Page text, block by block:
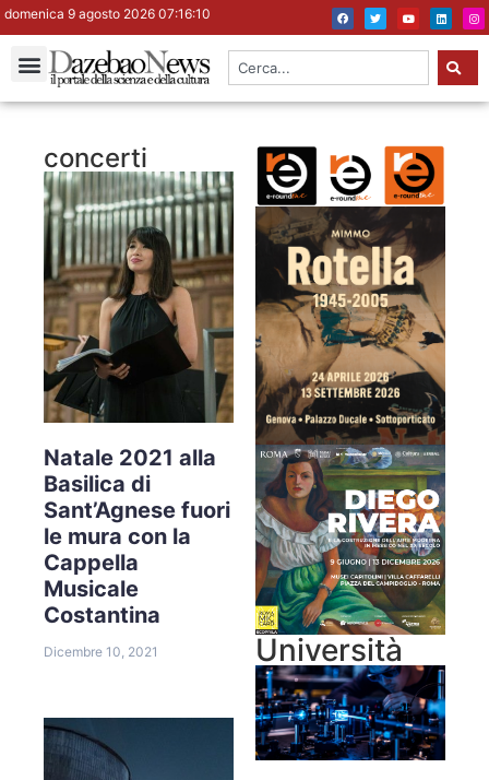
domenica 9 agosto 2026 07:16:10
concerti
Natale 2021 alla
Basilica di
Sant’Agnese fuori
le mura con la
Cappella
Musicale
Costantina
Dicembre 10, 2021 Università